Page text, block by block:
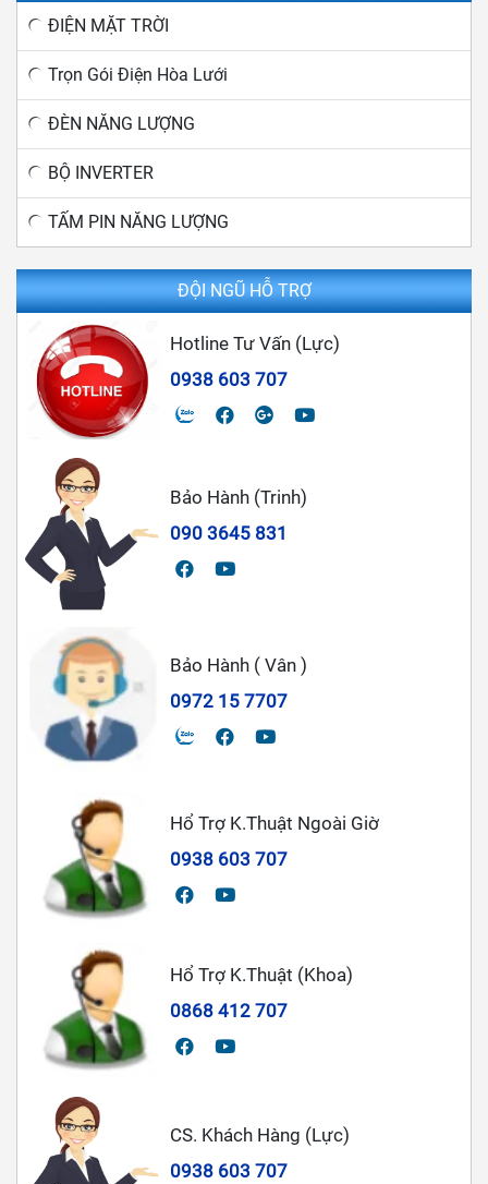
ĐIỆN MẶT TRỜI
Trọn Gói Điện Hòa Lưới
ĐÈN NĂNG LƯỢNG
BỘ INVERTER
TẤM PIN NĂNG LƯỢNG
ĐỘI NGŨ HỖ TRỢ
Hotline Tư Vấn (Lực)
0938 603 707
Bảo Hành (Trinh)
090 3645 831
Bảo Hành ( Vân )
0972 15 7707
Hổ Trợ K.Thuật Ngoài Giờ
0938 603 707
Hổ Trợ K.Thuật (Khoa)
0868 412 707
CS. Khách Hàng (Lực)
0938 603 707